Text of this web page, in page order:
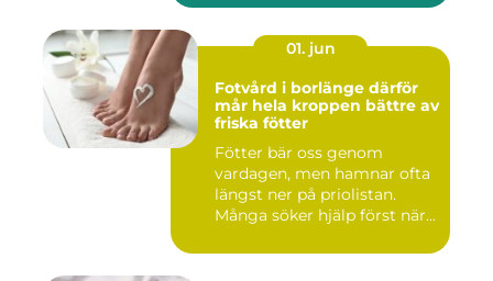
01. jun
Fotvård i borlänge därför
mår hela kroppen bättre av
friska fötter
Fötter bär oss genom
vardagen, men hamnar ofta
längst ner på priolistan.
Många söker hjälp först när...